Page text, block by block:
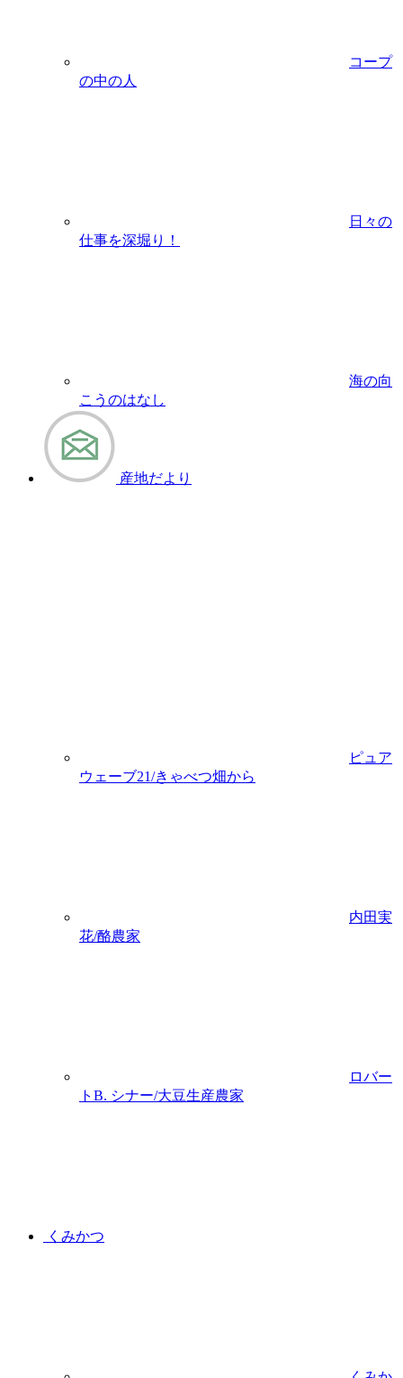
コープ
の中の人
日々の
仕事を深堀り！
海の向
こうのはなし
産地だより
ピュア
ウェーブ21/きゃべつ畑から
内田実
花/酪農家
ロバー
トB. シナー/大豆生産農家
くみかつ